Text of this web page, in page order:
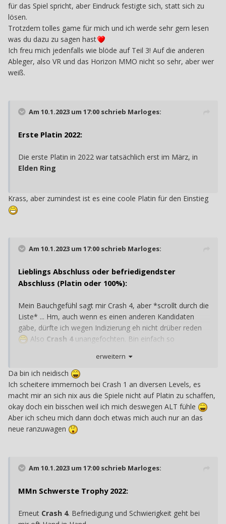
für das Spiel spricht, aber Eindruck festigte sich, statt sich zu
lösen.
Trotzdem tolles game für mich und ich werde sehr gern lesen
was du dazu zu sagen hast
Ich freu mich jedenfalls wie blöde auf Teil 3! Auf die anderen
Ableger, also VR und das Horizon MMO nicht so sehr, aber wer
weiß.
Am 10.1.2023 um 17:00 schrieb Marloges:
Erste Platin 2022:
Die erste Platin in 2022 war tatsächlich erst im März, in
Elden Ring
Krass, aber zumindest ist es eine coole Platin für den Einstieg
Am 10.1.2023 um 17:00 schrieb Marloges:
Lieblings Abschluss oder befriedigendster
Abschluss (Platin oder 100%):
Mein Bauchgefühl sagt mir Crash 4, aber *scrollt durch die
Liste* ... Hm, auch wenn es einen anderen Kandidaten
gäbe, dürfte ich wegen Indizierung eh nicht drüber reden
Also Crash 4unangefochten. Bin einfach so
erweitern
Da bin ich neidisch
Ich scheitere immernoch bei Crash 1 an diversen Levels, es
macht mir an sich nix aus die Spiele nicht auf Platin zu schaffen,
okay doch ein bisschen weil ich mich deswegen ALT fühle
Aber ich scheu mich dann doch etwas mich auch nur an das
neue ranzuwagen
Am 10.1.2023 um 17:00 schrieb Marloges:
MMn Schwerste Trophy 2022:
Erneut Crash 4. Befriedigung und Schwierigkeit geht bei